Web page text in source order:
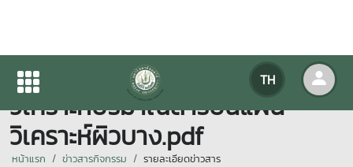
TH
ประกวดราคาซื้อครุภัณฑ์ เครื่อง
วิเคราะห์ปริมาณสารบนแผ่น
วิเคราะห์ผิวบาง.pdf
หน้าแรก ข่าวสารกิจกรรม รายละเอียดข่าวสาร